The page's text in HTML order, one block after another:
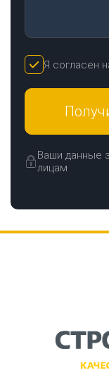
Я согласен
Ваши данные
лицам